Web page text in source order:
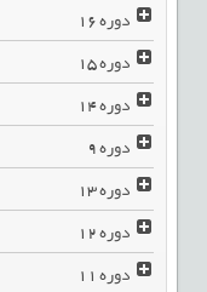
دوره16
دوره15
دوره14
دوره9
دوره13
دوره12
دوره11